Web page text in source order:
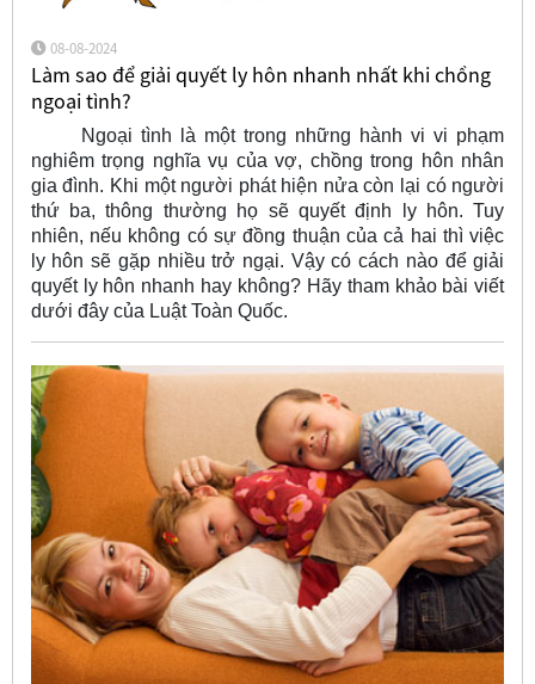
08-08-2024
Làm sao để giải quyết ly hôn nhanh nhất khi chồng
ngoại tình?
Ngoại tình là một trong những hành vi vi phạm
nghiêm trọng nghĩa vụ của vợ, chồng trong hôn nhân
gia đình. Khi một người phát hiện nửa còn lại có người
thứ ba, thông thường họ sẽ quyết định ly hôn. Tuy
nhiên, nếu không có sự đồng thuận của cả hai thì việc
ly hôn sẽ gặp nhiều trở ngại. Vậy có cách nào để giải
quyết ly hôn nhanh hay không? Hãy tham khảo bài viết
dưới đây của Luật Toàn Quốc.